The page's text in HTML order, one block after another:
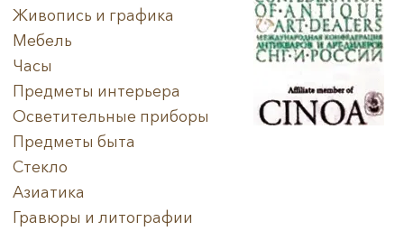
Живопись и графика
Мебель
Часы
Предметы интерьера
Осветительные приборы
Предметы быта
Стекло
Азиатика
Гравюры и литографии